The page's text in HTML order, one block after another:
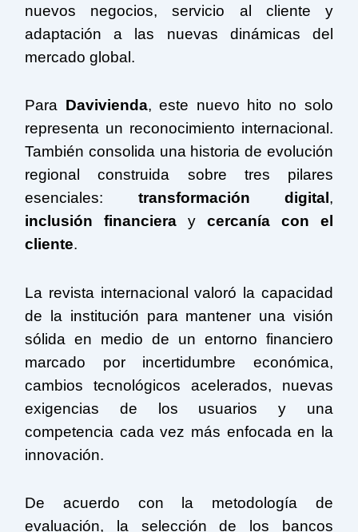
nuevos negocios, servicio al cliente y
adaptación a las nuevas dinámicas del
mercado global.
Para Davivienda, este nuevo hito no solo
representa un reconocimiento internacional.
También consolida una historia de evolución
regional construida sobre tres pilares
esenciales: transformación digital ,
inclusión financiera y cercanía con el
cliente.
La revista internacional valoró la capacidad
de la institución para mantener una visión
sólida en medio de un entorno financiero
marcado por incertidumbre económica,
cambios tecnológicos acelerados, nuevas
exigencias de los usuarios y una
competencia cada vez más enfocada en la
innovación.
De acuerdo con la metodología de
evaluación, la selección de los bancos